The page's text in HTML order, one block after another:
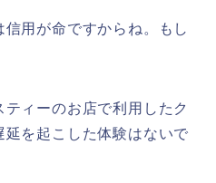
用が命ですからね。もし
ティーのお店で利用したク
を起こした体験はないで